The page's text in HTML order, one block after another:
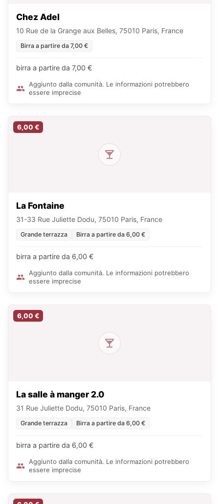
Chez Adel
10 Rue de la Grange aux Belles, 75010 Paris, France
Birra a partire da 7,00 €
birra a partire da 7,00 €
Aggiunto dalla comunità. Le informazioni potrebbero
essere imprecise
6,00 €
La Fontaine
31-33 Rue Juliette Dodu, 75010 Paris, France
Grande terrazza Birra a partire da 6,00 €
birra a partire da 6,00 €
Aggiunto dalla comunità. Le informazioni potrebbero
essere imprecise
6,00 €
La salle à manger 2.0
31 Rue Juliette Dodu, 75010 Paris, France
Grande terrazza Birra a partire da 6,00 €
birra a partire da 6,00 €
Aggiunto dalla comunità. Le informazioni potrebbero
essere imprecise